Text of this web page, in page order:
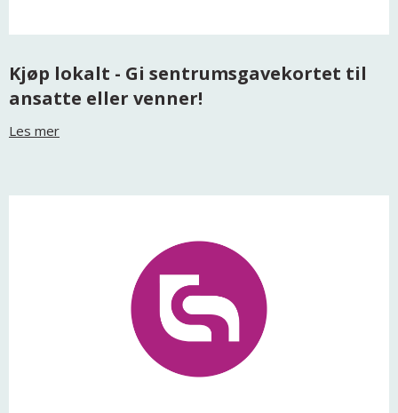
Kjøp lokalt - Gi sentrumsgavekortet til
ansatte eller venner!
Les mer